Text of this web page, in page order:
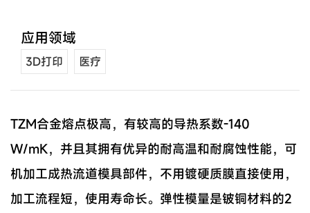
应用领域
3D打印 医疗
TZM合金熔点极高，有较高的导热系数-140
W/mK，并且其拥有优异的耐高温和耐腐蚀性能，可
机加工成热流道模具部件，不用镀硬质膜直接使用，
加工流程短，使用寿命长。弹性模量是铍铜材料的2